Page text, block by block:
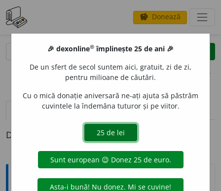
savings Donează
clear
opțiuni
definiții (1) pronunțievolume_up (27)
Definiția cu ID-ul 345729:
Explicative DEX
🎉 dexonline® împlinește 25 de ani 🎉
De un sfert de secol suntem aici, gratuit, zi de zi,
pentru milioane de căutări.
Cu o mică donație aniversară ne-ați ajuta să păstrăm
cuvintele la îndemâna tuturor și pe viitor.